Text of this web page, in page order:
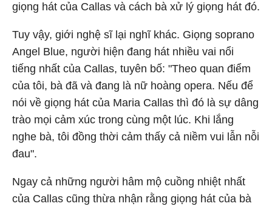
giọng hát của Callas và cách bà xử lý giọng hát đó.
Tuy vậy, giới nghệ sĩ lại nghĩ khác. Giọng soprano
Angel Blue, người hiện đang hát nhiều vai nổi
tiếng nhất của Callas, tuyên bố: "Theo quan điểm
của tôi, bà đã và đang là nữ hoàng opera. Nếu để
nói về giọng hát của Maria Callas thì đó là sự dâng
trào mọi cảm xúc trong cùng một lúc. Khi lắng
nghe bà, tôi đồng thời cảm thấy cả niềm vui lẫn nỗi
đau".
Ngay cả những người hâm mộ cuồng nhiệt nhất
của Callas cũng thừa nhận rằng giọng hát của bà